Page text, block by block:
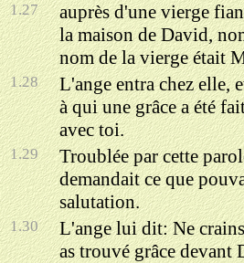
1.27
auprès d'une vierge
la maison de David,
nom de la vierge était
1.28
L'ange entra chez elle,
à qui une grâce a été
avec toi.
1.29
Troublée par cette
demandait ce que
salutation.
1.30
L'ange lui dit: Ne
as trouvé grâce devant